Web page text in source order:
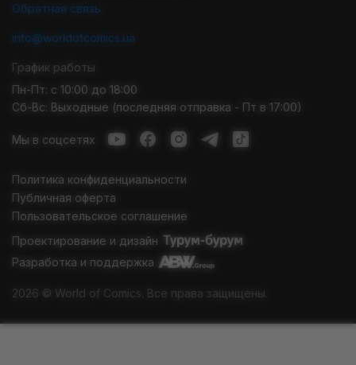
Обратная связь
info@worldofcomics.ua
График работы
Пн-Пт: с 10:00 до 18:00
Сб-Вс: Выходные (последняя отправка - Пт в 17:00)
Мы в соцсетях
Политика конфиденциальности
Публичная оферта
Пользовательское соглашение
Проектирование и дизайн
Разработка и поддержка
2026 © World of Comics. Все права защищены.